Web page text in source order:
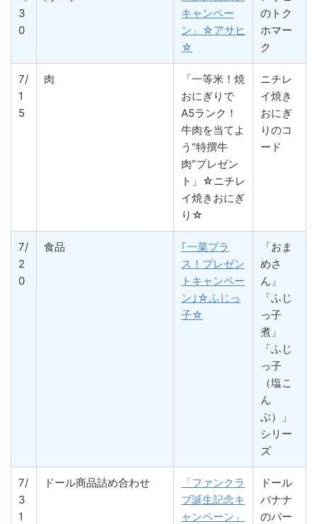
3
0
キャンペー
ン」☆アサヒ
☆
のトク
ホマー
ク
7/
1
5
肉
「一等米！焼
おにぎりで
A5ランク！
牛肉を当てよ
う“特撰牛
肉”プレゼン
ト」☆ニチレ
イ焼きおにぎ
り☆
ニチレ
イ焼き
おにぎ
りのコ
ード
7/
2
0
食品
｢一菜プラ
ス！プレゼン
トキャンペー
ン｣☆ふじっ
子☆
「おま
めさ
ん」
「ふじ
っ子
煮」
「ふじ
っ子
（塩こ
ん
ぶ）」
シリー
ズ
7/
3
1
ドール商品詰め合わせ
「ファンクラ
ブ誕生記念キ
ャンペーン」
ドール
バナナ
のバー